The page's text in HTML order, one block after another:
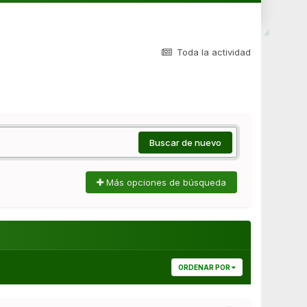
Toda la actividad
Buscar de nuevo
Más opciones de búsqueda
ORDENAR POR